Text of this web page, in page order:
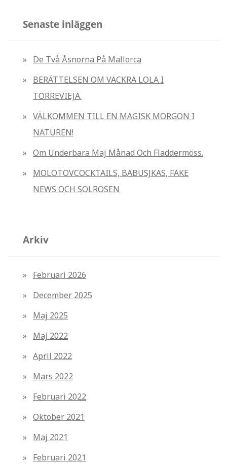
e
r
Senaste inläggen
De Två Åsnorna På Mallorca
BERÄTTELSEN OM VACKRA LOLA I
TORREVIEJA.
VÄLKOMMEN TILL EN MAGISK MORGON I
NATUREN!
Om Underbara Maj Månad Och Fladdermöss.
MOLOTOVCOCKTAILS, BABUSJKAS, FAKE
NEWS OCH SOLROSEN
Arkiv
Februari 2026
December 2025
Maj 2025
Maj 2022
April 2022
Mars 2022
Februari 2022
Oktober 2021
Maj 2021
Februari 2021